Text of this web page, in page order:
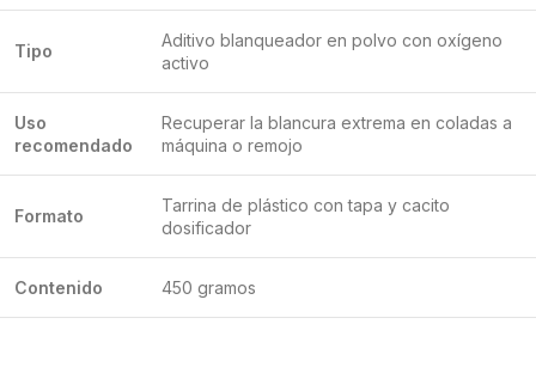
Tipo
Aditivo blanqueador en polvo con oxígeno
activo
Uso
recomendado
Recuperar la blancura extrema en coladas a
máquina o remojo
Formato
Tarrina de plástico con tapa y cacito
dosificador
Contenido 450 gramos